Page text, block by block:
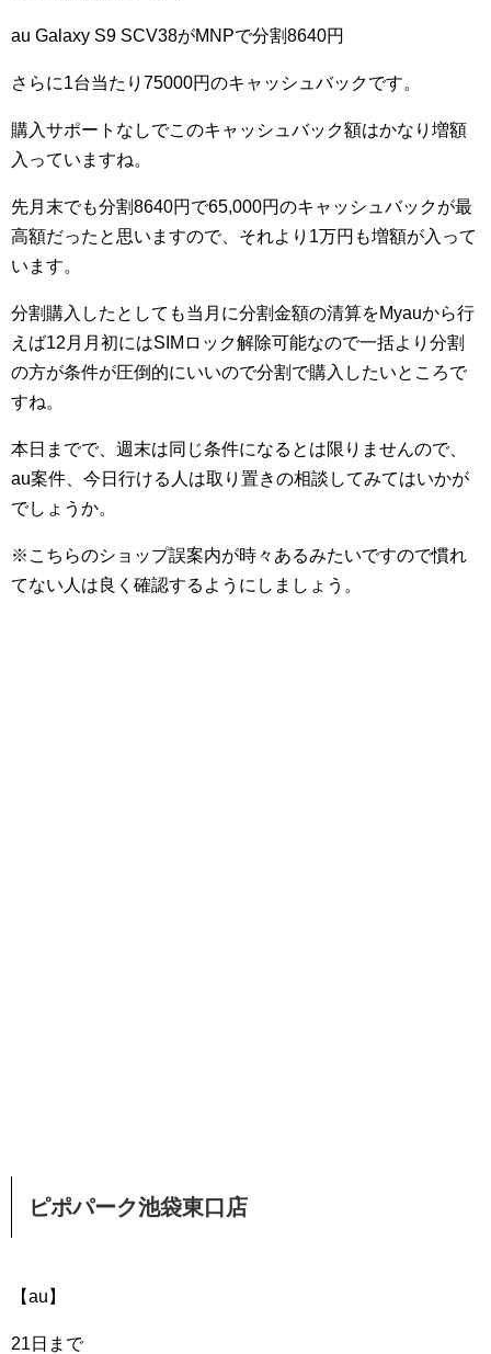
au Galaxy S9 SCV38がMNPで分割8640円
さらに1台当たり75000円のキャッシュバックです。
購入サポートなしでこのキャッシュバック額はかなり増額
入っていますね。
先月末でも分割8640円で65,000円のキャッシュバックが最
高額だったと思いますので、それより1万円も増額が入って
います。
分割購入したとしても当月に分割金額の清算をMyauから行
えば12月月初にはSIMロック解除可能なので一括より分割
の方が条件が圧倒的にいいので分割で購入したいところで
すね。
本日までで、週末は同じ条件になるとは限りませんので、
au案件、今日行ける人は取り置きの相談してみてはいかが
でしょうか。
※こちらのショップ誤案内が時々あるみたいですので慣れ
てない人は良く確認するようにしましょう。
ピポパーク池袋東口店
【au】
21日まで